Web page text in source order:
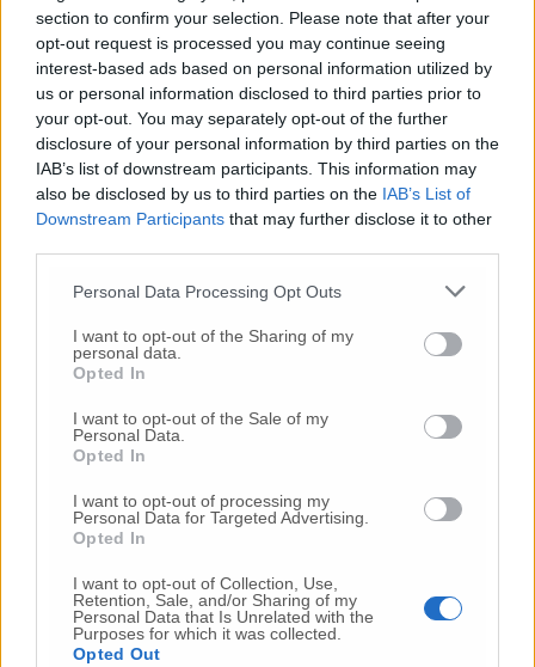
section to confirm your selection. Please note that after your
opt-out request is processed you may continue seeing
interest-based ads based on personal information utilized by
us or personal information disclosed to third parties prior to
your opt-out. You may separately opt-out of the further
disclosure of your personal information by third parties on the
IAB’s list of downstream participants. This information may
also be disclosed by us to third parties on the IAB’s List of
Downstream Participants that may further disclose it to other
Personal Data Processing Opt Outs
I want to opt-out of the Sharing of my
personal data.
Opted In
I want to opt-out of the Sale of my
Personal Data.
Opted In
I want to opt-out of processing my
Personal Data for Targeted Advertising.
Opted In
I want to opt-out of Collection, Use,
Retention, Sale, and/or Sharing of my
Personal Data that Is Unrelated with the
Purposes for which it was collected.
Opted Out
Commenti
Nessun commento presente
Commenta
Commenta l'articolo
Gli articoli più letti
-Bimbi costretti a colpirsi da soli
orrore all’asilo, arrestate due educatrici
-Luigia Fortunato,
l’ennesimo femminicidio:
-Femminicidio a Loreto.Donna uccisa a
coltellate.Fermato il compagno: “L’ho ammazzata”
(Foto-Video)